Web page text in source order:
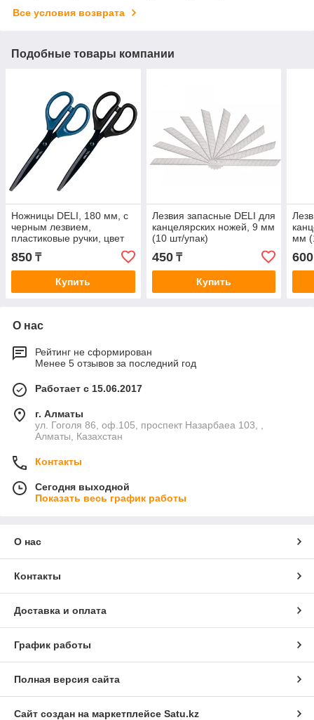
Все условия возврата
Подобные товары компании
Ножницы DELI, 180 мм, с
черным лезвием,
пластиковые ручки, цвет
ассорти
850 ₸
Купить
Лезвия запасные DELI для
канцелярских ножей, 9 мм
(10 шт/упак)
450₸
Купить
мм
600
О нас
Рейтинг не сформирован
Менее 5 отзывов за последний год
Работает с 15.06.2017
г. Алматы
ул. Гоголя 86, оф.105, проспект Назарбаеа 103, ,
Алматы, Казахстан
Контакты
Сегодня выходной
Показать весь график работы
О нас
Контакты
Доставка и оплата
График работы
Полная версия сайта
Сайт создан на маркетплейсе Satu.kz